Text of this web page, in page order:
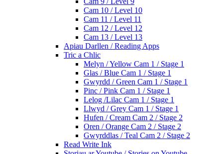
Cam 10 / Level 10
Cam 11 / Level 11
Cam 12 / Level 12
Cam 13 / Level 13
Apiau Darllen / Reading Apps
Tric a Chlic
Melyn / Yellow Cam 1 / Stage 1
Glas / Blue Cam 1 / Stage 1
Gwyrdd / Green Cam 1 / Stage 1
Pinc / Pink Cam 1 / Stage 1
Lelog /Lilac Cam 1 / Stage 1
Llwyd / Grey Cam 1 / Stage 1
Hufen / Cream Cam 2 / Stage 2
Oren / Orange Cam 2 / Stage 2
Gwyrddlas / Teal Cam 2 / Stage 2
Read Write Ink